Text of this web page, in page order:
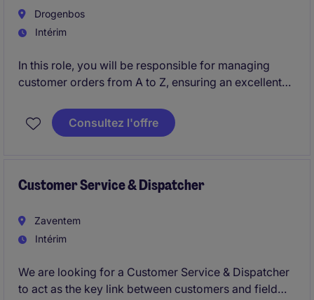
Drogenbos
Intérim
In this role, you will be responsible for managing
customer orders from A to Z, ensuring an excellent
contact between customers and internal
departments. You will work closely with Sales,
deliveries.
Consultez l'offre
Customer Service & Dispatcher
Zaventem
Intérim
We are looking for a Customer Service & Dispatcher
to act as the key link between customers and field